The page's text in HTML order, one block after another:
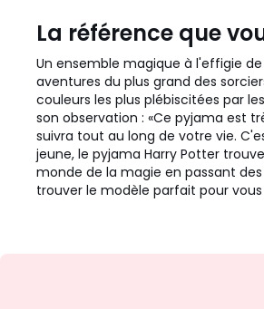
La référence que
Un ensemble magique à l'effigie
aventures du plus grand des
couleurs les plus plébiscitées par
son observation : «Ce pyjama est
suivra tout au long de votre vie.
jeune, le pyjama Harry Potter
monde de la magie en passant
trouver le modèle parfait pour vous